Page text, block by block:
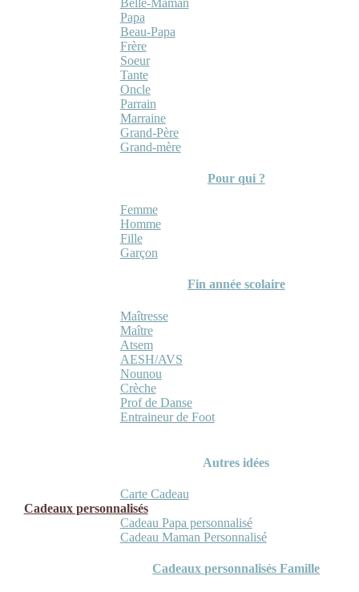
Papa
Beau-Papa
Frère
Soeur
Tante
Oncle
Parrain
Marraine
Grand-Père
Grand-mère
Pour qui ?
Femme
Homme
Fille
Garçon
Fin année scolaire
Maîtresse
Maître
Atsem
AESH/AVS
Nounou
Crèche
Prof de Danse
Entraineur de Foot
Autres idées
Carte Cadeau
Cadeaux personnalisés
Cadeau Papa personnalisé
Cadeau Maman Personnalisé
Cadeaux personnalisés Famille